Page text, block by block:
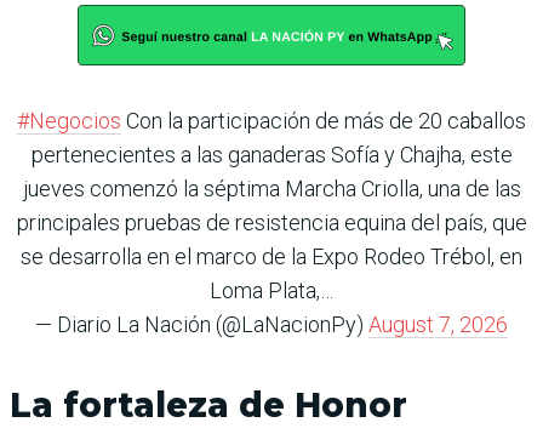
#Negocios Con la participación de más de 20 caballos
pertenecientes a las ganaderas Sofía y Chajha, este
jueves comenzó la séptima Marcha Criolla, una de las
principales pruebas de resistencia equina del país, que
se desarrolla en el marco de la Expo Rodeo Trébol, en
Loma Plata,…
— Diario La Nación (@LaNacionPy) August 7, 2026
La fortaleza de Honor